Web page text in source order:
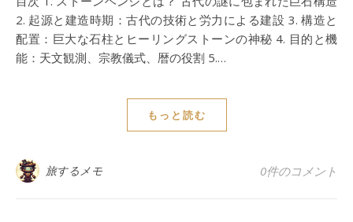
2. 起源と建造時期：古代の技術と労力による建設 3. 構造と
配置：巨大な石柱とヒーリングストーンの神秘 4. 目的と機
能：天文観測、宗教儀式、暦の役割 5.…
もっと読む
旅するメモ 0件のコメント